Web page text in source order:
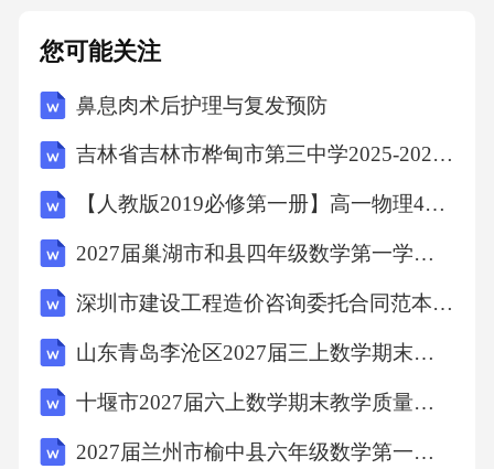
益取得与损失之间存在因果关系。故选D。11．
在市场经济条件下，政府通过调整税率、增加
或减少财政支出等方式来影响经济运行，以达
A、货币政策B、财政政策C、货币政策与财政
政策D、产业政策答案：B解析：在市场经济条
件下，政府主要通过财政政策和货币政策来调
控经济。财政政策是指政府通过调整税率、增
正确。货币政策是指中央银行通过调整利率、
存款准备金率等手段来影响货币供应量和信贷
您可能关注
鼻息肉术后护理与复发预防
吉林省吉林市桦甸市第三中学2025-2026学年第二学期八年级期末英语试题（文字版含答案）
【人教版2019必修第一册】高一物理4自由落体运动（教学设计）教案
2027届巢湖市和县四年级数学第一学期期末检测模拟试题含解析
深圳市建设工程造价咨询委托合同范本(范本)
山东青岛李沧区2027届三上数学期末复习检测试题含解析
十堰市2027届六上数学期末教学质量检测试题含解析
2027届兰州市榆中县六年级数学第一学期期末学业水平测试试题含解析